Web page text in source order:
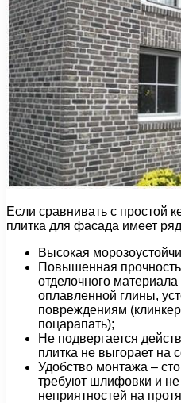
Если сравнивать с простой
плитка для фасада имеет
Высокая
Повышенная
отделочного материала
оплавленной глины,
повреждениям
поцарапать);
Не подвергается
плитка не выгорает на
Удобство монтажа –
требуют шлифовки и не
неприятностей на